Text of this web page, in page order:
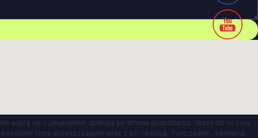
wiążą się z jakąkolwiek obsługą po stronie gospodarza. Jeżeli do tej pory
firmy oczyszczającej wraz z ich obsługą. Tymczasem, instalacja